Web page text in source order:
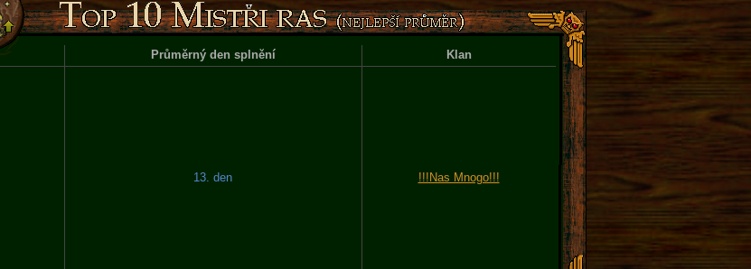
Průměrný den splnění Klan
13. den !!!Nas Mnogo!!!